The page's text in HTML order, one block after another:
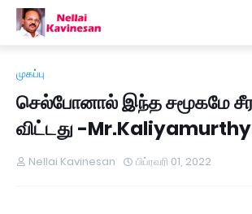
முகப்பு
செல்போனால் இந்த சமூகமே
விட்டது -
Nellai Kavinesan பிப்ரவரி 01, 2022